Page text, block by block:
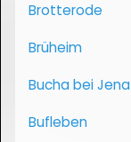
Brotterode
Brüheim
Bucha bei Jena
Bufleben